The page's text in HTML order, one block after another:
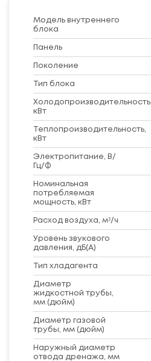
Модель внутреннего
блока
Панель
Поколение
Тип блока
Холодопроизводительность,
кВт
Теплопроизводительность,
кВт
Электропитание, В/
Гц/Ф
Номинальная
потребляемая
мощность, кВт
Расход воздуха, м³/ч
Уровень звукового
давления, дБ(А)
Тип хладагента
Диаметр
жидкостной трубы,
мм (дюйм)
Диаметр газовой
трубы, мм (дюйм)
Наружный диаметр
отвода дренажа, мм